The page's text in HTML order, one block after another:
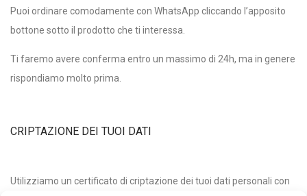
Puoi ordinare comodamente con WhatsApp cliccando l’apposito
bottone sotto il prodotto che ti interessa.
Ti faremo avere conferma entro un massimo di 24h, ma in genere
rispondiamo molto prima.
CRIPTAZIONE DEI TUOI DATI
Utilizziamo un certificato di criptazione dei tuoi dati personali con